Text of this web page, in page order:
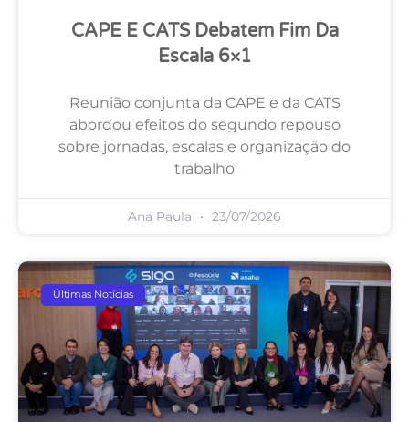
CAPE E CATS Debatem Fim Da
Escala 6×1
Reunião conjunta da CAPE e da CATS
abordou efeitos do segundo repouso
sobre jornadas, escalas e organização do
trabalho
Ana Paula 23/07/2026
Últimas Notícias